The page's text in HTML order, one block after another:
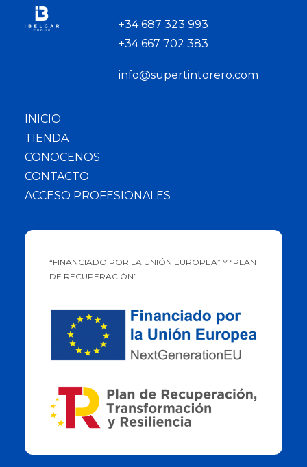
+34 687 323 993
+34 667 702 383
info@supertintorero.com
INICIO
TIENDA
CONOCENOS
CONTACTO
ACCESO PROFESIONALES
“FINANCIADO POR LA UNIÓN EUROPEA” Y “PLAN
DE RECUPERACIÓN”